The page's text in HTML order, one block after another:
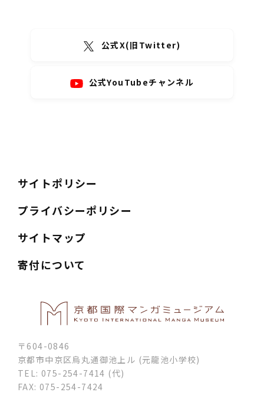
公式X(旧Twitter)
公式YouTubeチャンネル
サイトポリシー
プライバシーポリシー
サイトマップ
寄付について
〒604-0846
京都市中京区烏丸通御池上ル (元龍池小学校)
TEL: 075-254-7414 (代)
FAX: 075-254-7424